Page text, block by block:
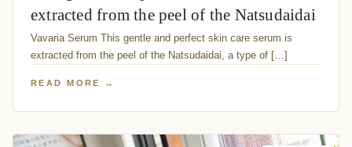
extracted from the peel of the Natsudaidai
Vavaria Serum This gentle and perfect skin care serum is
extracted from the peel of the Natsudaidai, a type of […]
READ MORE →